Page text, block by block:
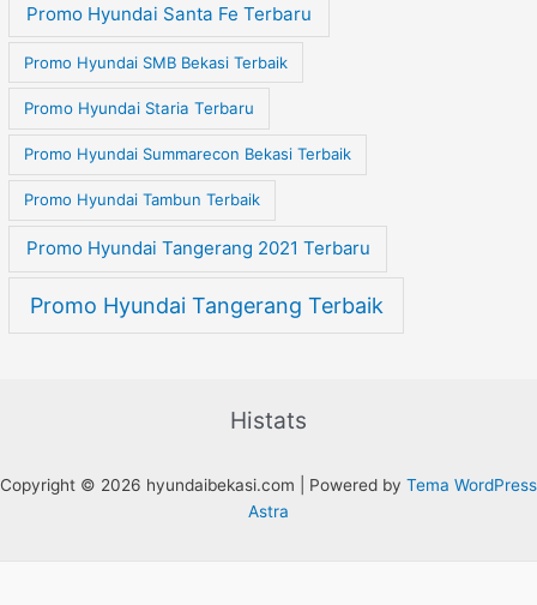
Promo Hyundai Santa Fe Terbaru
Promo Hyundai SMB Bekasi Terbaik
Promo Hyundai Staria Terbaru
Promo Hyundai Summarecon Bekasi Terbaik
Promo Hyundai Tambun Terbaik
Promo Hyundai Tangerang 2021 Terbaru
Promo Hyundai Tangerang Terbaik
Histats
Copyright © 2026 hyundaibekasi.com | Powered by Tema WordPress
Astra